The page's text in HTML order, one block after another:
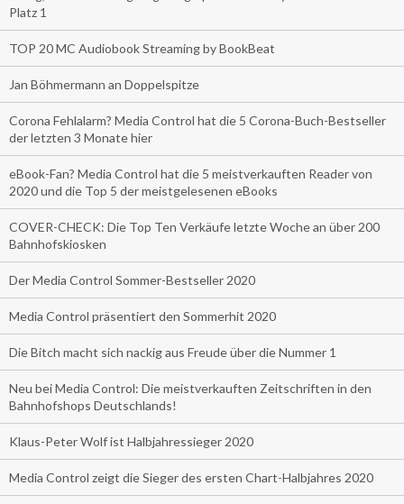
Platz 1
TOP 20 MC Audiobook Streaming by BookBeat
Jan Böhmermann an Doppelspitze
Corona Fehlalarm? Media Control hat die 5 Corona-Buch-Bestseller
der letzten 3 Monate hier
eBook-Fan? Media Control hat die 5 meistverkauften Reader von
2020 und die Top 5 der meistgelesenen eBooks
COVER-CHECK: Die Top Ten Verkäufe letzte Woche an über 200
Bahnhofskiosken
Der Media Control Sommer-Bestseller 2020
Media Control präsentiert den Sommerhit 2020
Die Bitch macht sich nackig aus Freude über die Nummer 1
Neu bei Media Control: Die meistverkauften Zeitschriften in den
Bahnhofshops Deutschlands!
Klaus-Peter Wolf ist Halbjahressieger 2020
Media Control zeigt die Sieger des ersten Chart-Halbjahres 2020